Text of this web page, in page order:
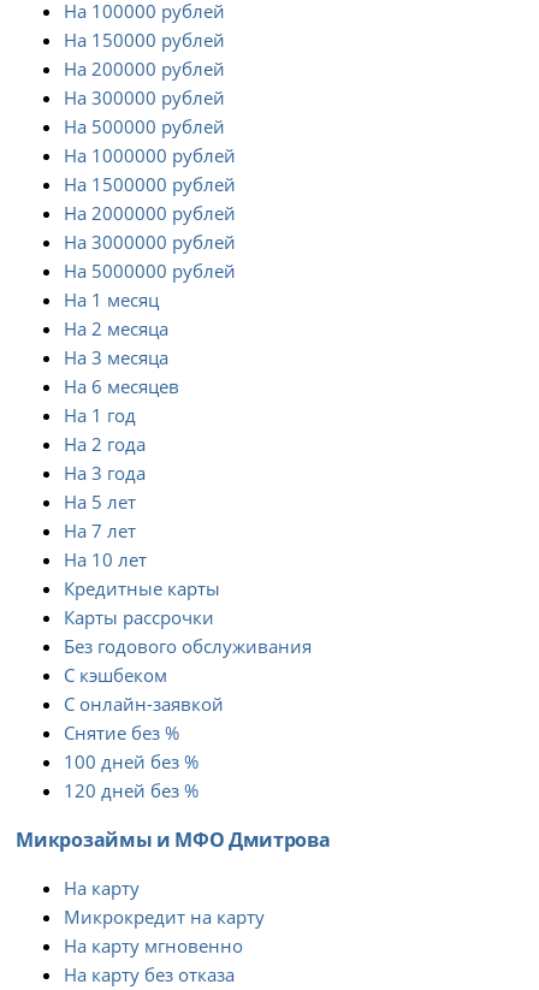
На 100000 рублей
На 150000 рублей
На 200000 рублей
На 300000 рублей
На 500000 рублей
На 1000000 рублей
На 1500000 рублей
На 2000000 рублей
На 3000000 рублей
На 5000000 рублей
На 1 месяц
На 2 месяца
На 3 месяца
На 6 месяцев
На 1 год
На 2 года
На 3 года
На 5 лет
На 7 лет
На 10 лет
Кредитные карты
Карты рассрочки
Без годового обслуживания
С кэшбеком
С онлайн-заявкой
Снятие без %
100 дней без %
120 дней без %
Микрозаймы и МФО Дмитрова
На карту
Микрокредит на карту
На карту мгновенно
На карту без отказа